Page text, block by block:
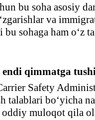
bu soha asosiy
va
sohaga ham o‘z
qimmatga
Safety
talablari bo‘yicha
muloqot qila